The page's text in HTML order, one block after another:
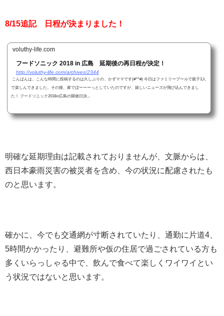
8/15追記 日程が決まりました！
voluthy-life.com
フードソニック 2018 in 広島 延期後の再日程が決定！
http://voluthy-life.com/archives/2344
こんばんは。こんな時間に投稿するのは久しぶりの、かずママです(#^^#) 今日はファミリープールで親子3人
で楽しんできました。その後、家でぼーーーっとしていたのですが、嬉しいニューズが飛び込んできまし
た！ フードソニック2018in広島の開催日決...
明確な延期理由は記載されておりませんが、文脈からは、
西日本豪雨災害の被災者を含め、今の状況に配慮されたも
のと思います。
確かに、今でも交通網が寸断されていたり、通勤に片道4、
5時間かかったり、避難所や仮の住居で過ごされている方も
多くいらっしゃる中で、飲んで食べて楽しくワイワイとい
う状況ではないと思います。